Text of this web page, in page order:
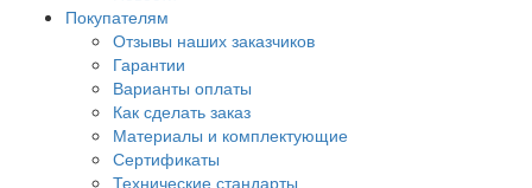
Покупателям
Отзывы наших заказчиков
Гарантии
Варианты оплаты
Как сделать заказ
Материалы и комплектующие
Сертификаты
Технические стандарты